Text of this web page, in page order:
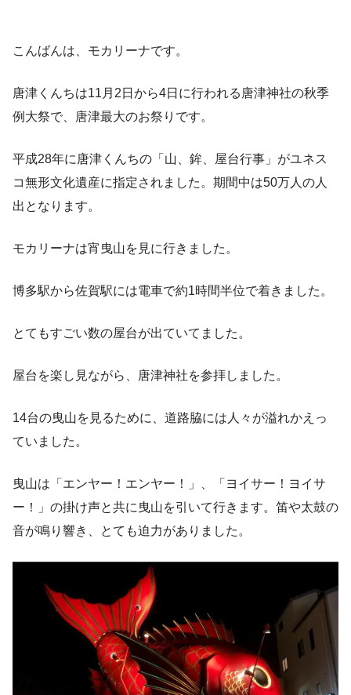
こんばんは、モカリーナです。
唐津くんちは11月2日から4日に行われる唐津神社の秋季
例大祭で、唐津最大のお祭りです。
平成28年に唐津くんちの「山、鉾、屋台行事」がユネス
コ無形文化遺産に指定されました。期間中は50万人の人
出となります。
モカリーナは宵曳山を見に行きました。
博多駅から佐賀駅には電車で約1時間半位で着きました。
とてもすごい数の屋台が出ていてました。
屋台を楽し見ながら、唐津神社を参拝しました。
14台の曳山を見るために、道路脇には人々が溢れかえっ
ていました。
曳山は「エンヤー！エンヤー！」、「ヨイサー！ヨイサ
ー！」の掛け声と共に曳山を引いて行きます。笛や太鼓の
音が鳴り響き、とても迫力がありました。